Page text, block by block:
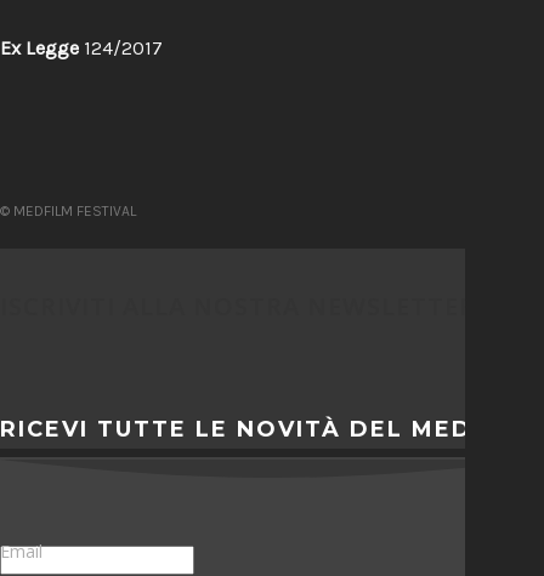
Ex Legge 124/2017
© MEDFILM FESTIVAL
RICEVI TUTTE LE NOVITÀ DEL MEDFILM
Email